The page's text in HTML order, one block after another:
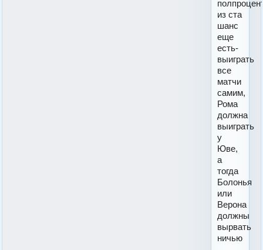
из ста
шанс
еще
есть-
выиграть
все
матчи
самим,
Рома
должна
выиграть
у
Юве,
а
тогда
Болонья
или
Верона
должны
вырвать
ничью